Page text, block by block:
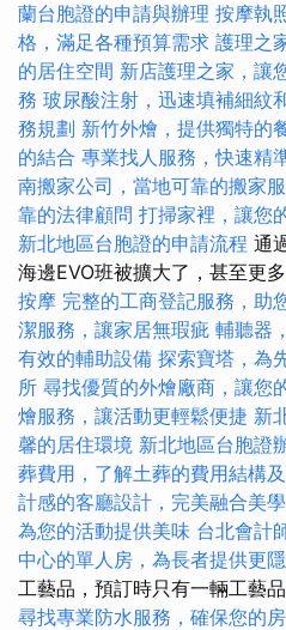
蘭台胞證的申請與辦理 按摩執
格，滿足各種預算需求 護理之
的居住空間 新店護理之家，讓
務 玻尿酸注射，迅速填補細紋
務規劃 新竹外燴，提供獨特的
的結合 專業找人服務，快速精
南搬家公司，當地可靠的搬家
靠的法律顧問 打掃家裡，讓您
新北地區台胞證的申請流程 通
海邊EVO班被擴大了，甚至更
按摩 完整的工商登記服務，助
潔服務，讓家居無瑕疵 輔聽器
有效的輔助設備 探索寶塔，為
所 尋找優質的外燴廠商，讓您
燴服務，讓活動更輕鬆便捷 新
馨的居住環境 新北地區台胞證
葬費用，了解土葬的費用結構
計感的客廳設計，完美融合美
為您的活動提供美味 台北會計
中心的單人房，為長者提供更
工藝品，預訂時只有一輛工藝
尋找專業防水服務，確保您的